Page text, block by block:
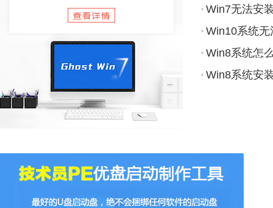
Win7无法安
Win10系统
Win8系统怎
Win8系统安